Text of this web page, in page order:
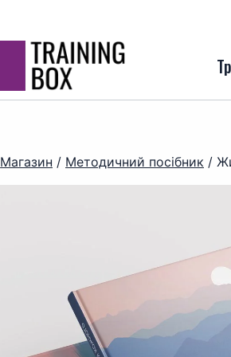
Магазин / Методичний посібник /